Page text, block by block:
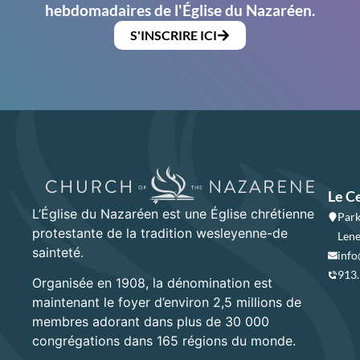
hebdomadaires de l'Église du Nazaréen.
S'INSCRIRE ICI
L’Église du Nazaréen est une Église chrétienne
protestante de la tradition wesleyenne-de
sainteté.
Organisée en 1908, la dénomination est
maintenant le foyer d’environ 2,5 millions de
membres adorant dans plus de 30 000
congrégations dans 165 régions du monde.
Le